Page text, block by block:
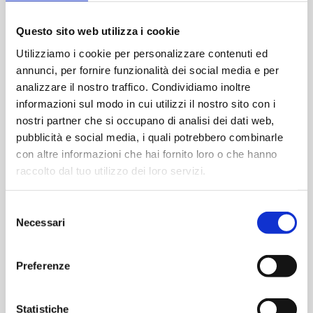
Questo sito web utilizza i cookie
Utilizziamo i cookie per personalizzare contenuti ed
annunci, per fornire funzionalità dei social media e per
analizzare il nostro traffico. Condividiamo inoltre
informazioni sul modo in cui utilizzi il nostro sito con i
nostri partner che si occupano di analisi dei dati web,
pubblicità e social media, i quali potrebbero combinarle
con altre informazioni che hai fornito loro o che hanno
raccolto dal tuo utilizzo dei loro servizi.
delNecessari
Preferenze
Statistiche
OPTIONAL
Serratura meccanica a 5 punti di chiusura
Serratura meccanica autobloccante a 3 punti di
chiusura
Serratura meccanica autobloccante a 5 punti di
chiusura
Serratura motorizzata a 3 punti di chiusura
Serratura da blindato